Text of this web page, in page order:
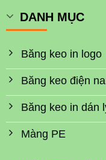
DANH MỤC
Băng keo in logo
Băng keo điện
Băng keo in dán
Màng PE